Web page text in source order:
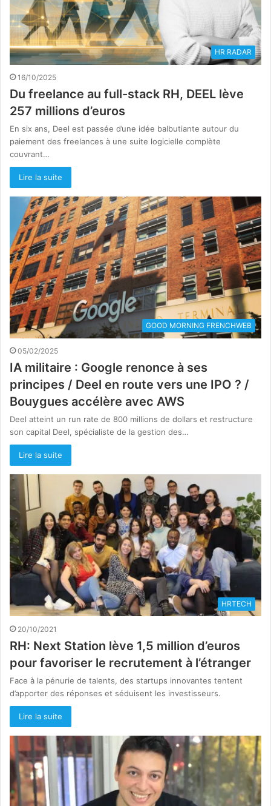
HR RADAR
16/10/2025
Du freelance au full-stack RH, DEEL lève
257 millions d’euros
En six ans, Deel est passée d’une idée balbutiante autour du
paiement des freelances à une suite logicielle complète
couvrant…
Lire la suite
GOOD MORNING FRENCHWEB
05/02/2025
IA militaire : Google renonce à ses
principes / Deel en route vers une IPO ? /
Bouygues accélère avec AWS
Deel atteint un run rate de 800 millions de dollars et restructure
son capital Deel, spécialiste de la gestion des…
Lire la suite
HRTECH
20/10/2021
RH: Next Station lève 1,5 million d’euros
pour favoriser le recrutement à l’étranger
Face à la pénurie de talents, des startups innovantes tentent
d’apporter des réponses et séduisent les investisseurs.
Lire la suite